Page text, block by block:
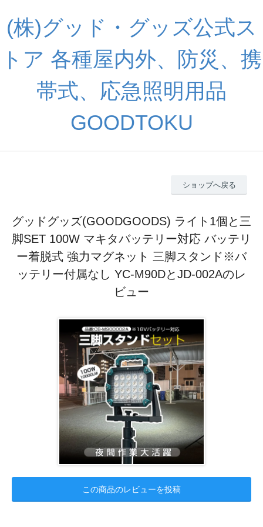
(株)グッド・グッズ公式ス
トア 各種屋内外、防災、携
帯式、応急照明用品
GOODTOKU
ショップへ戻る
グッドグッズ(GOODGOODS) ライト1個と三
脚SET 100W マキタバッテリー対応 バッテリ
ー着脱式 強力マグネット 三脚スタンド※バ
ッテリー付属なし YC-M90DとJD-002Aのレ
ビュー
この商品のレビューを投稿